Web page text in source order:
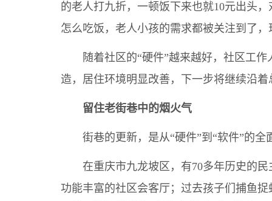
的老人打九折，一顿饭下来也就10元出头
怎么吃饭，老人小孩的需求都被关注到了
随着社区的“硬件”越来越好，社区工作
造，居住环境明显改善，下一步将继续沿
留住老街巷中的烟火气
街巷的更新，是从“硬件”到“软件”的全
在重庆市九龙坡区，有70多年历史的民
功能丰富的社区会客厅；过去孩子们捕鱼